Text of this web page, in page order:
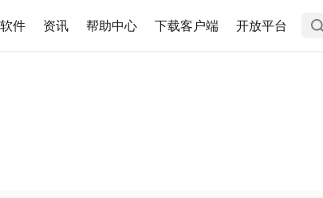
软件 资讯 帮助中心 下载客户端 开放平台